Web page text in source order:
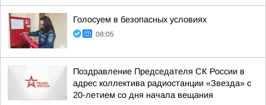
Голосуем в безопасных условиях
08:05
Поздравление Председателя СК России в
адрес коллектива радиостанции «Звезда» с
20-летием со дня начала вещания